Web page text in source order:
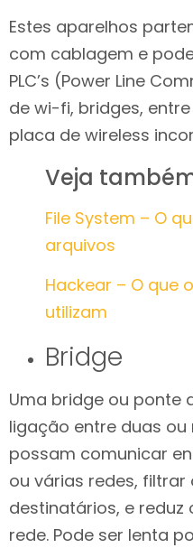
Estes aparelhos
com cablagem e
PLC’s (Power Line
de wi-fi, bridges,
placa de wireless
Veja
File System – O
arquivos
Hackear – O que
utilizam
Bridge
Uma bridge ou ponte
ligação entre duas
possam comunicar
ou várias redes,
destinatários, e reduz
rede. Pode ser lenta